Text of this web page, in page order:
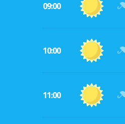
09:00
10:00
11:00